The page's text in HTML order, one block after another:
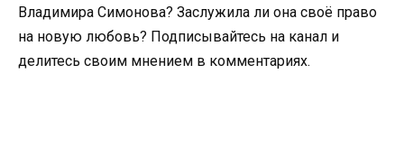
Владимира Симонова? Заслужила ли она своё право
на новую любовь? Подписывайтесь на канал и
делитесь своим мнением в комментариях.